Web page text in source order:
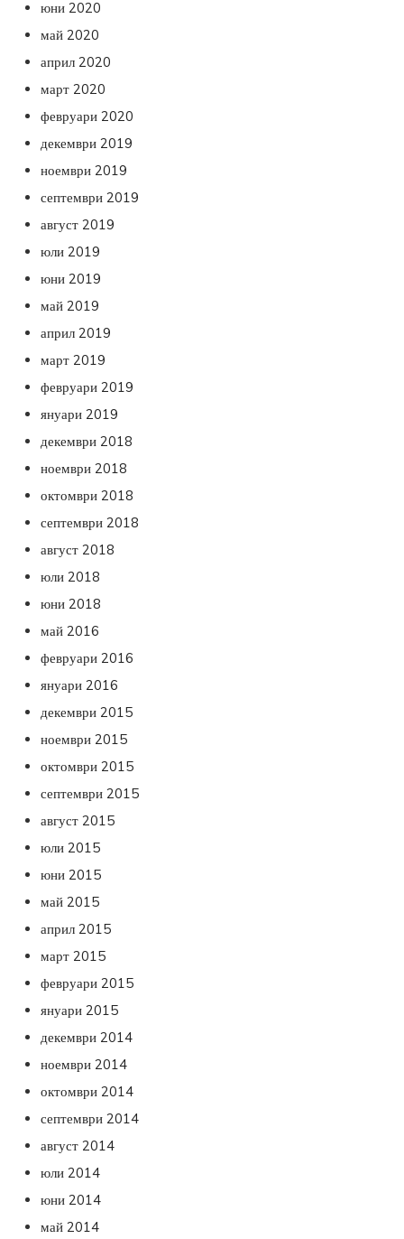
юни 2020
май 2020
април 2020
март 2020
февруари 2020
декември 2019
ноември 2019
септември 2019
август 2019
юли 2019
юни 2019
май 2019
април 2019
март 2019
февруари 2019
януари 2019
декември 2018
ноември 2018
октомври 2018
септември 2018
август 2018
юли 2018
юни 2018
май 2016
февруари 2016
януари 2016
декември 2015
ноември 2015
октомври 2015
септември 2015
август 2015
юли 2015
юни 2015
май 2015
април 2015
март 2015
февруари 2015
януари 2015
декември 2014
ноември 2014
октомври 2014
септември 2014
август 2014
юли 2014
юни 2014
май 2014